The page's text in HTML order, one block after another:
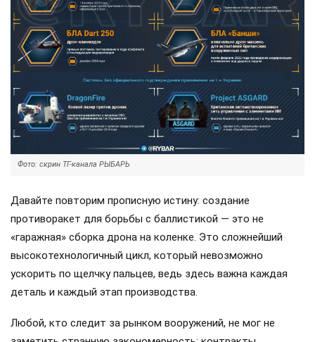
Фото: скрин ТГ-канала РЫБАРЬ
Давайте повторим прописную истину: создание
противоракет для борьбы с баллистикой — это не
«гаражная» сборка дрона на коленке. Это сложнейший
высокотехнологичный цикл, который невозможно
ускорить по щелчку пальцев, ведь здесь важна каждая
деталь и каждый этап производства.
Любой, кто следит за рынком вооружений, не мог не